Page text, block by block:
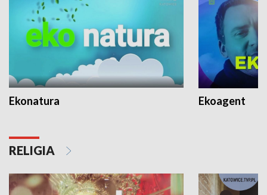
Ekonatura Ekoagent
RELIGIA